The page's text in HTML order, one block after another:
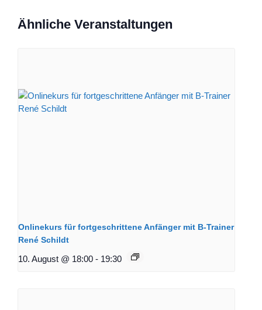
Ähnliche Veranstaltungen
Onlinekurs für fortgeschrittene Anfänger mit B-Trainer
René Schildt
10. August @ 18:00 - 19:30